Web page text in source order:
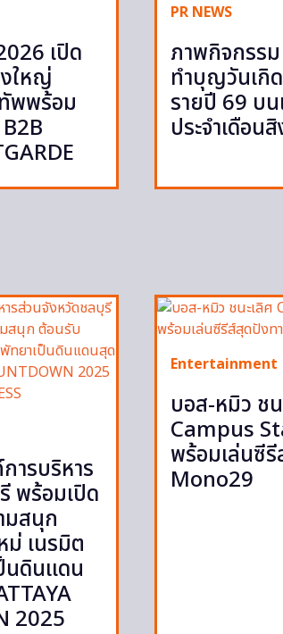
เปิด
ใหญ่
พพร้อม
PR NEWS
ภาพกิจกรร
ทำบุญวันเกิ
รายปี 69 บ
ประจำเดือน
ารบริหาร
พร้อมเปิด
มสนุก
ม่ เนรมิต
นดินแดน
2025
Entertainment
บอส-หมิว ช
Campus
พร้อมเล่นซี
Mono29